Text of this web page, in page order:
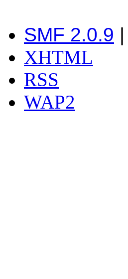
SMF 2.0.9 |
XHTML
RSS
WAP2